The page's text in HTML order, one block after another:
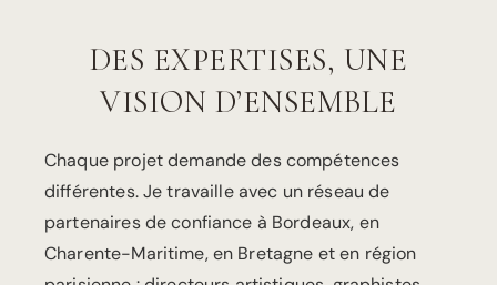
DES EXPERTISES, UNE
VISION D’ENSEMBLE
Chaque projet demande des compétences
différentes. Je travaille avec un réseau de
partenaires de confiance à Bordeaux, en
Charente-Maritime, en Bretagne et en région